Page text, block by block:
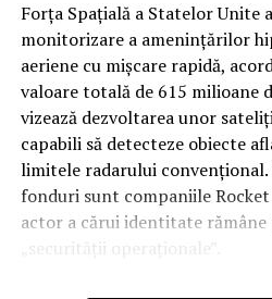
Rămâne de văzut dacă, în
partea proxy-urilor
vor interveni militar pentru a
transformând semnăturile de
operativă.
Forța Spațială a Statelor Unite
monitorizare a amenințărilor
aeriene cu mișcare rapidă,
valoare totală de 615 milioane
vizează dezvoltarea unor
capabili să detecteze obiecte
limitele radarului
fonduri sunt companiile
actor a cărui identitate
„securității operaționale”.